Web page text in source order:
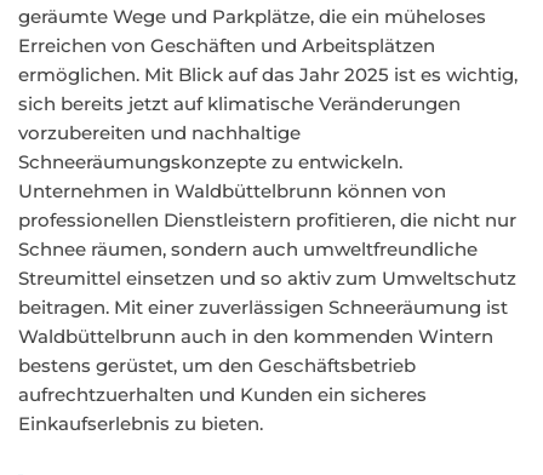
geräumte Wege und Parkplätze, die ein müheloses
Erreichen von Geschäften und Arbeitsplätzen
ermöglichen. Mit Blick auf das Jahr 2025 ist es wichtig,
sich bereits jetzt auf klimatische Veränderungen
vorzubereiten und nachhaltige
Schneeräumungskonzepte zu entwickeln.
Unternehmen in Waldbüttelbrunn können von
professionellen Dienstleistern profitieren, die nicht nur
Schnee räumen, sondern auch umweltfreundliche
Streumittel einsetzen und so aktiv zum Umweltschutz
beitragen. Mit einer zuverlässigen Schneeräumung ist
Waldbüttelbrunn auch in den kommenden Wintern
bestens gerüstet, um den Geschäftsbetrieb
aufrechtzuerhalten und Kunden ein sicheres
Einkaufserlebnis zu bieten.